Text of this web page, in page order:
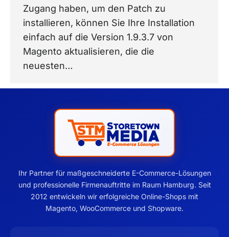
Zugang haben, um den Patch zu
installieren, können Sie Ihre Installation
einfach auf die Version 1.9.3.7 von
Magento aktualisieren, die die
neuesten…
Ihr Partner für maßgeschneiderte E-Commerce-Lösungen
und professionelle Firmenauftritte im Raum Hamburg. Seit
2012 entwickeln wir erfolgreiche Online-Shops mit
Magento, WooCommerce und Shopware.